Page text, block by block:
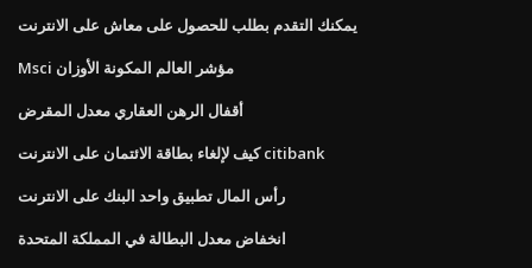
يمكنك التقدم بطلب للحصول على معاش على الانترنت
Msci مؤشر العالم المكونة الأوزان
أقفال الرهن العقاري معدل المقرض
كيف لإلغاء بطاقة الائتمان على الانترنت citibank
رأس المال تطبيق واحد البنك على الانترنت
انخفاض معدل البطالة في المملكة المتحدة